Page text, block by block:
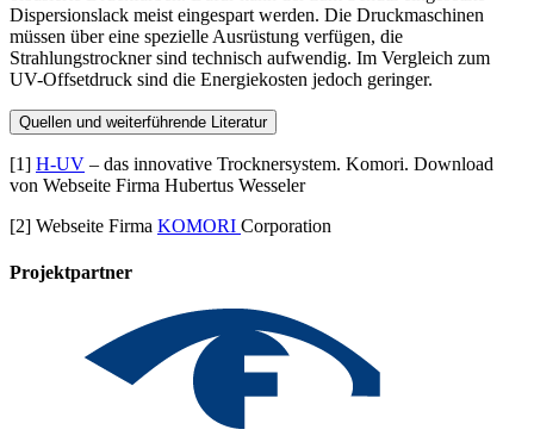
Dispersionslack meist eingespart werden. Die Druckmaschinen
müssen über eine spezielle Ausrüstung verfügen, die
Strahlungstrockner sind technisch aufwendig. Im Vergleich zum
UV-Offsetdruck sind die Energiekosten jedoch geringer.
Quellen und weiterführende Literatur
[1] H-UV – das innovative Trocknersystem. Komori. Download
von Webseite Firma Hubertus Wesseler
[2] Webseite Firma KOMORI Corporation
Projektpartner